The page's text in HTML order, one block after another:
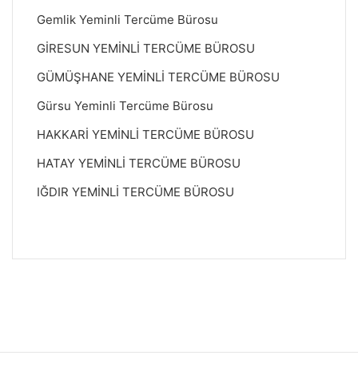
Gemlik Yeminli Tercüme Bürosu
GİRESUN YEMİNLİ TERCÜME BÜROSU
GÜMÜŞHANE YEMİNLİ TERCÜME BÜROSU
Gürsu Yeminli Tercüme Bürosu
HAKKARİ YEMİNLİ TERCÜME BÜROSU
HATAY YEMİNLİ TERCÜME BÜROSU
IĞDIR YEMİNLİ TERCÜME BÜROSU